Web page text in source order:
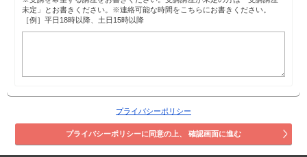
未定」とお書きください。※連絡可能な時間をこちらにお書きください。
［例］平日18時以降、土日15時以降
プライバシーポリシー